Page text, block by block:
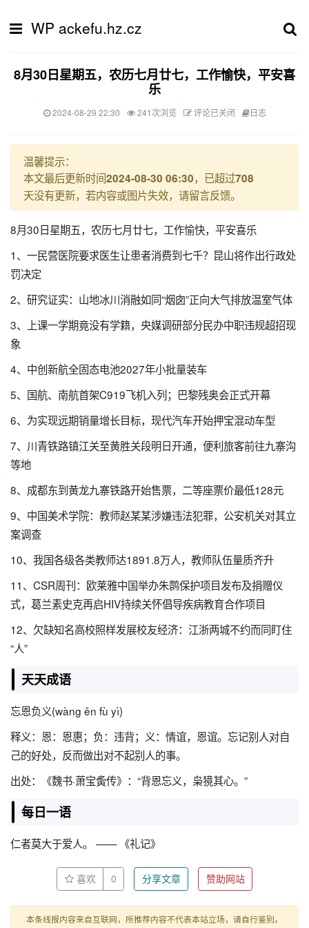
WP ackefu.hz.cz
8月30日星期五，农历七月廿七，工作愉快，平安喜
乐
2024-08-29 22:30 241次浏览 评论已关闭 日志
温馨提示：
本文最后更新时间2024-08-30 06:30，已超过708
天没有更新，若内容或图片失效，请留言反馈。
8月30日星期五，农历七月廿七，工作愉快，平安喜乐
1、一民营医院要求医生让患者消费到七千？昆山将作出行政处
罚决定
2、研究证实：山地冰川消融如同“烟囱”正向大气排放温室气体
3、上课一学期竟没有学籍，央媒调研部分民办中职违规超招现
象
4、中创新航全固态电池2027年小批量装车
5、国航、南航首架C919飞机入列；巴黎残奥会正式开幕
6、为实现远期销量增长目标，现代汽车开始押宝混动车型
7、川青铁路镇江关至黄胜关段明日开通，便利旅客前往九寨沟
等地
8、成都东到黄龙九寨铁路开始售票，二等座票价最低128元
9、中国美术学院：教师赵某某涉嫌违法犯罪，公安机关对其立
案调查
10、我国各级各类教师达1891.8万人，教师队伍量质齐升
11、CSR周刊：欧莱雅中国举办朱鹮保护项目发布及捐赠仪
式，葛兰素史克再启HIV持续关怀倡导疾病教育合作项目
12、欠缺知名高校照样发展校友经济：江浙两城不约而同盯住
“人”
天天成语
忘恩负义(wàng ēn fù yì)
释义：恩：恩惠；负：违背；义：情谊，恩谊。忘记别人对自
己的好处，反而做出对不起别人的事。
出处：《魏书·萧宝夤传》：“背恩忘义，枭獍其心。”
每日一语
仁者莫大于爱人。 —— 《礼记》
喜欢 0 分享文章 赞助网站
本条线报内容来自互联网，所推荐内容不代表本站立场，请自行鉴别。